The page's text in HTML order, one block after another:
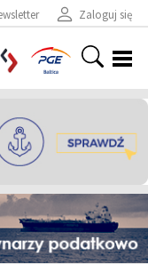
Zaloguj się